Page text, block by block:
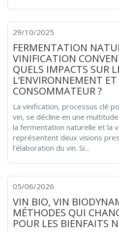
29/10/2025
FERMENTATION
VINIFICATION
QUELS IMPACTS SUR
L’ENVIRONNEMENT ET
CONSOMMATEUR ?
La vinification, processus clé
vin, se décline en une
la fermentation naturelle et la
représentent deux visions
l’élaboration du vin. Si...
05/06/2026
VIN BIO, VIN
MÉTHODES QUI
POUR LES BIENFAITS